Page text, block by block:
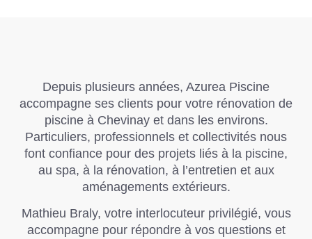
Depuis plusieurs années, Azurea Piscine
accompagne ses clients pour votre rénovation de
piscine à Chevinay et dans les environs.
Particuliers, professionnels et collectivités nous
font confiance pour des projets liés à la piscine,
au spa, à la rénovation, à l’entretien et aux
aménagements extérieurs.
Mathieu Braly, votre interlocuteur privilégié, vous
accompagne pour répondre à vos questions et